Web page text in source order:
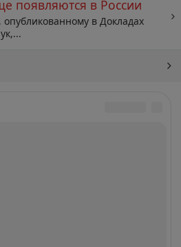
появляются в России
в Докладах